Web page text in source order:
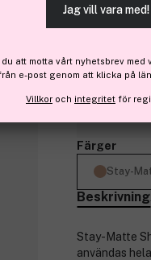
511 kr
Färger
Stay-
Beskrivning
Stay-Matte
användas
Jag vill vara med!
att motta vårt nyhetsbrev med
e-post genom att klicka på
Villkor och integritet för